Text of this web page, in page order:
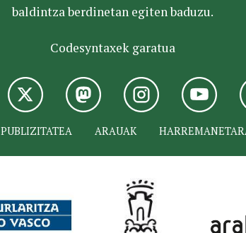
baldintza berdinetan egiten baduzu.
Codesyntaxek garatua
PUBLIZITATEA ARAUAK